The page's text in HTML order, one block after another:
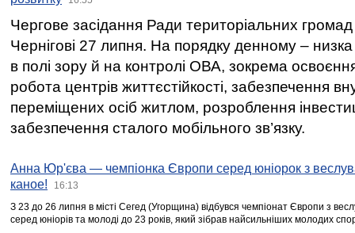
Чергове засідання Ради територіальних громад
Чернігові 27 липня. На порядку денному –
в полі зору й на контролі ОВА, зокрема освоєння
робота центрів життєстійкості, забезпечення
переміщених осіб житлом, розроблення
забезпечення сталого мобільного зв’язку.
Анна Юр'єва — чемпіонка Європи серед юніорок з
каное!
16:13
З 23 до 26 липня в місті Сегед (Угорщина) відбувся чемпіонат Європи з
серед юніорів та молоді до 23 років, який зібрав найсильніших молодих